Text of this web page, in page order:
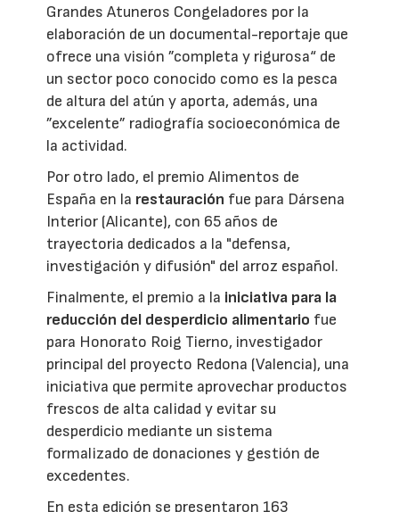
Grandes Atuneros Congeladores por la
elaboración de un documental-reportaje que
ofrece una visión ”completa y rigurosa“ de
un sector poco conocido como es la pesca
de altura del atún y aporta, además, una
”excelente” radiografía socioeconómica de
la actividad.
Por otro lado, el premio Alimentos de
España en la restauración fue para Dársena
Interior (Alicante), con 65 años de
trayectoria dedicados a la "defensa,
investigación y difusión" del arroz español.
Finalmente, el premio a la iniciativa para la
reducción del desperdicio alimentario fue
para Honorato Roig Tierno, investigador
principal del proyecto Redona (Valencia), una
iniciativa que permite aprovechar productos
frescos de alta calidad y evitar su
desperdicio mediante un sistema
formalizado de donaciones y gestión de
excedentes.
En esta edición se presentaron 163